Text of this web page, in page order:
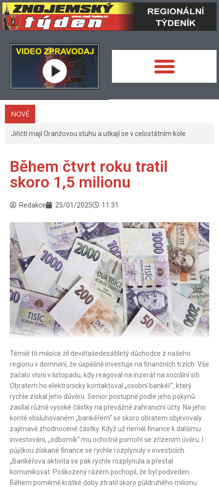
NOVÉ
Jiřičtí mají Oranžovou stuhu a utkají se v celostátním kole
Během čtvrt roku tratil
skoro 1,5 milionu
Redakce 25/01/2025 11:31
Téměř tři měsíce žil devětašedesátiletý důchodce z našeho
regionu v domnění, že úspěšně investuje na finančních trzích. Vše
začalo vloni v listopadu, kdy reagoval na inzerát na sociální síti.
Obratem ho elektronicky kontaktoval „osobní bankéř“, který
rychle získal jeho důvěru. Senior postupně podle jeho pokynů
zasílal různě vysoké částky na převážně zahraniční účty. Na jeho
kontě obsluhovaném „bankéřem“ se skoro obratem objevovaly
zajímavě zhodnocené částky. Když už neměl finance k dalšímu
investování, „odborník“ mu ochotně pomohl se zřízením úvěru. I
půjčkou získané finance se rychle rozplynuly v investicích.
„Bankéřova aktivita se pak rychle rozplynula a přestal
komunikovat. Poškozený rázem pochopil, že byl podveden.
Během poměrně krátké doby ztratil skoro půldruhého milionu